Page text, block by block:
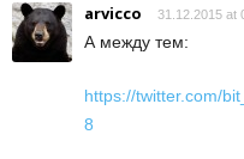
arvicco 31.12.2015 at
А между тем:
https://twitter.com/
8